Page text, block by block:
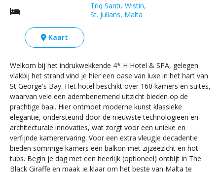
Triq Santu Wistin,
St. Julians, Malta
Kaart
Welkom bij het indrukwekkende 4* H Hotel & SPA, gelegen
vlakbij het strand vind je hier een oase van luxe in het hart van
St George's Bay. Het hotel beschikt over 160 kamers en suites,
waarvan vele een adembenemend uitzicht bieden op de
prachtige baai. Hier ontmoet moderne kunst klassieke
elegantie, ondersteund door de nieuwste technologieën en
architecturale innovaties, wat zorgt voor een unieke en
verfijnde kamerervaring. Voor een extra vleugje decadentie
bieden sommige kamers een balkon met zijzeezicht en hot
tubs. Begin je dag met een heerlijk (optioneel) ontbijt in The
Black Giraffe en maak je klaar om het beste van Malta te